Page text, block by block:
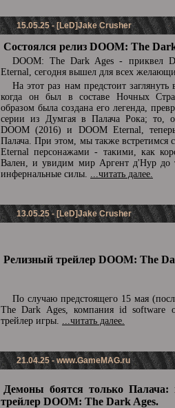
15.05.25 - [LeD]Jake Crusher
Состоялся релиз DOOM: The
DOOM: The Dark Ages - приквел
Eternal, сегодня вышел для всех
На этот раз нам предстоит
когда он был в составе Ночных
образом была создана его легенда,
серии из Думгая в Палача Рока; то, о
DOOM (2016) и DOOM Eternal,
Палача. При этом, мы также встретимся
Eternal персонажами - такими, как
Вален, и увидим мир Аргент д'Нур до
инфернальные силы. ...читать далее.
13.05.25 - [LeD]Jake Crusher
Релизный трейлер DOOM: The
По случаю предстоящего 15 мая
The Dark Ages, компания id software
трейлер игры. ...читать далее.
21.04.25 -www.GameMAG.ru
Демоны боятся только Палача:
трейлер DOOM: The Dark Ages.